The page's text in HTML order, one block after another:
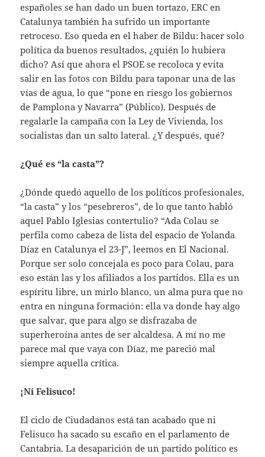
españoles se han dado un buen tortazo, ERC en
Catalunya también ha sufrido un importante
retroceso. Eso queda en el haber de Bildu: hacer solo
política da buenos resultados, ¿quién lo hubiera
dicho? Así que ahora el PSOE se recoloca y evita
salir en las fotos con Bildu para taponar una de las
vías de agua, lo que “pone en riesgo los gobiernos
de Pamplona y Navarra” (Público). Después de
regalarle la campaña con la Ley de Vivienda, los
socialistas dan un salto lateral. ¿Y después, qué?
¿Qué es “la casta”?
¿Dónde quedó aquello de los políticos profesionales,
“la casta” y los “pesebreros”, de lo que tanto habló
aquel Pablo Iglesias contertulio? “Ada Colau se
perfila como cabeza de lista del espacio de Yolanda
Díaz en Catalunya el 23-J”, leemos en El Nacional.
Porque ser solo concejala es poco para Colau, para
eso están las y los afiliados a los partidos. Ella es un
espíritu libre, un mirlo blanco, un alma pura que no
entra en ninguna formación: ella va donde hay algo
que salvar, que para algo se disfrazaba de
superheroína antes de ser alcaldesa. A mí no me
parece mal que vaya con Díaz, me pareció mal
siempre aquella crítica.
¡Ni Felisuco!
El ciclo de Ciudadanos está tan acabado que ni
Felisuco ha sacado su escaño en el parlamento de
Cantabria. La desaparición de un partido político es